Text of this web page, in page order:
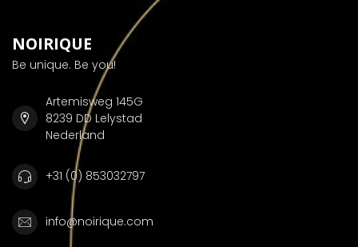
NOIRIQUE
Be unique. Be you!
Artemisweg 145G
8239 DD Lelystad
Nederland
+31 (0) 853032797
info@noirique.com